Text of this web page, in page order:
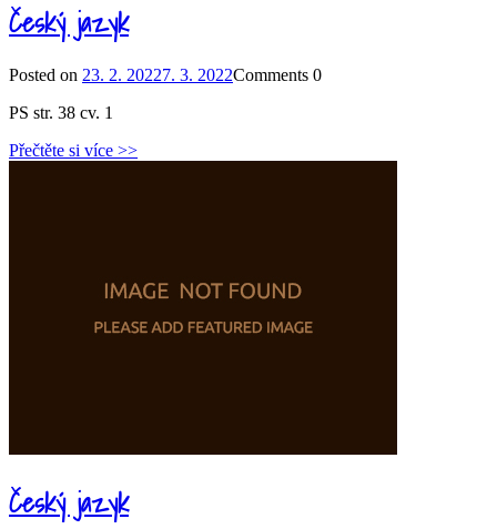
Český jazyk
Posted on 23. 2. 20227. 3. 2022Comments 0
PS str. 38 cv. 1
Přečtěte si více >>
Český jazyk